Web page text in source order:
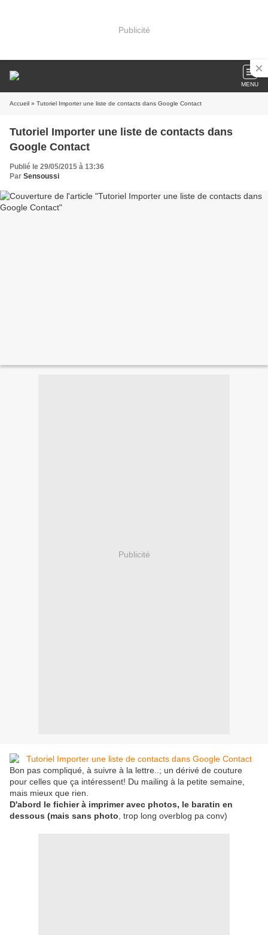
Publicité
MENU
Accueil » Tutoriel Importer une liste de contacts dans Google Contact
Tutoriel Importer une liste de contacts dans
Google Contact
Publié le 29/05/2015 à 13:36
Par Sensoussi
Publicité
Bon pas compliqué, à suivre à la lettre..; un dérivé de couture
pour celles que ça intéressent! Du mailing à la petite semaine,
mais mieux que rien.
D'abord le fichier à imprimer avec photos, le baratin en
dessous (mais sans photo , trop long overblog pa conv)